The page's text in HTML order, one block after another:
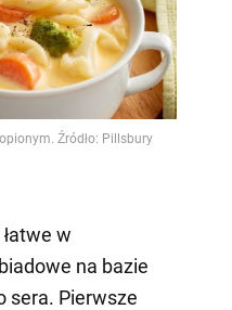
Źródło: Pillsbury
w
na bazie
sera. Pierwsze